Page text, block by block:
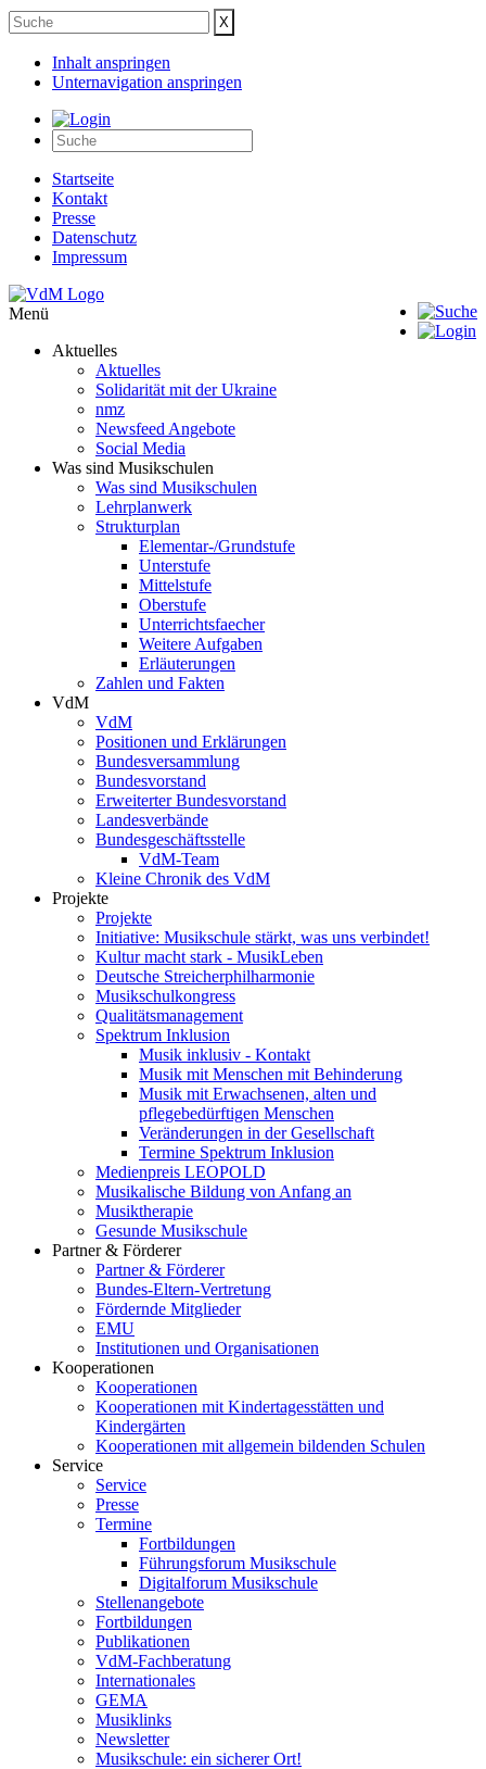
Inhalt anspringen
Unternavigation anspringen
Startseite
Kontakt
Presse
Datenschutz
Impressum
Menü
Aktuelles
Aktuelles
Solidarität mit der Ukraine
nmz
Newsfeed Angebote
Social Media
Was sind Musikschulen
Was sind Musikschulen
Lehrplanwerk
Strukturplan
Elementar-/Grundstufe
Unterstufe
Mittelstufe
Oberstufe
Unterrichtsfaecher
Weitere Aufgaben
Erläuterungen
Zahlen und Fakten
VdM
VdM
Positionen und Erklärungen
Bundesversammlung
Bundesvorstand
Erweiterter Bundesvorstand
Landesverbände
Bundesgeschäftsstelle
VdM-Team
Kleine Chronik des VdM
Projekte
Projekte
Initiative: Musikschule stärkt, was uns verbindet!
Kultur macht stark - MusikLeben
Deutsche Streicherphilharmonie
Musikschulkongress
Qualitätsmanagement
Spektrum Inklusion
Musik inklusiv - Kontakt
Musik mit Menschen mit Behinderung
Musik mit Erwachsenen, alten und
pflegebedürftigen Menschen
Veränderungen in der Gesellschaft
Termine Spektrum Inklusion
Medienpreis LEOPOLD
Musikalische Bildung von Anfang an
Musiktherapie
Gesunde Musikschule
Partner & Förderer
Partner & Förderer
Bundes-Eltern-Vertretung
Fördernde Mitglieder
EMU
Institutionen und Organisationen
Kooperationen
Kooperationen
Kooperationen mit Kindertagesstätten und
Kindergärten
Kooperationen mit allgemein bildenden Schulen
Service
Service
Presse
Termine
Fortbildungen
Führungsforum Musikschule
Digitalforum Musikschule
Stellenangebote
Fortbildungen
Publikationen
VdM-Fachberatung
Internationales
GEMA
Musiklinks
Newsletter
Musikschule: ein sicherer Ort!